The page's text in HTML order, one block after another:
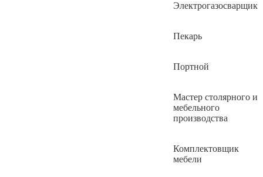
Электрогазосварщик
Пекарь
Портной
Мастер столярного и
мебельного
производства
Комплектовщик
мебели